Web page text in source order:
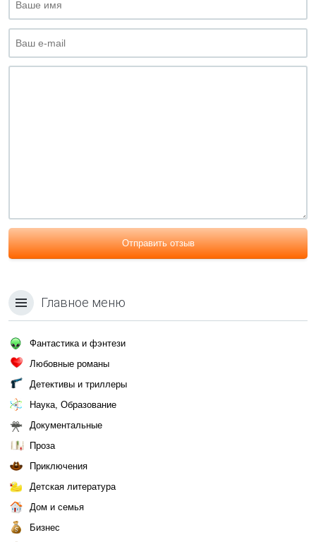
Отправить отзыв
Главное меню
Фантастика и фэнтези
Любовные романы
Детективы и триллеры
Наука, Образование
Документальные
Проза
Приключения
Детская литература
Дом и семья
Бизнес